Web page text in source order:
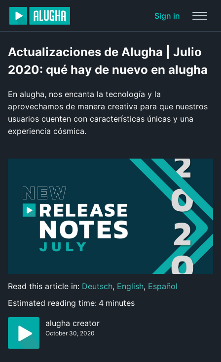
Sign in
Actualizaciones de Alugha | Julio
2020: qué hay de nuevo en alugha
En alugha, nos encanta la tecnología y la
aprovechamos de manera creativa para que nuestros
usuarios cuenten con características únicas y una
experiencia cósmica.
Read this article in: Deutsch, English, Español
Estimated reading time: 4 minutes
alugha creator
October 30, 2020